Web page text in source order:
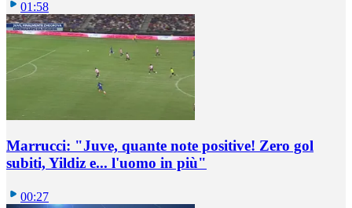
01:58
Marrucci: "Juve, quante note positive! Zero gol
subiti, Yildiz e... l'uomo in più"
00:27